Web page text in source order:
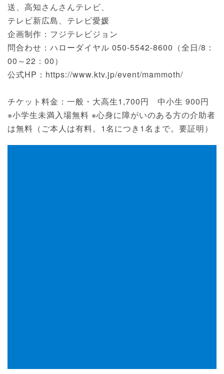
送、高知さんさんテレビ、
テレビ新広島、テレビ愛媛
企画制作：フジテレビジョン
問合わせ：ハローダイヤル 050-5542-8600（全日/8：
00～22：00）
公式HP：https://www.ktv.jp/event/mammoth/
チケット料金：一般・大高生1,700円 中小生 900円
※小学生未満入場無料 ※心身に障がいのある方の介助者
は無料（ご本人は有料。1名につき1名まで。要証明）